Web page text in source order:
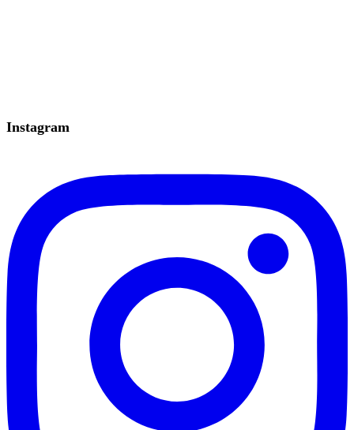
Instagram